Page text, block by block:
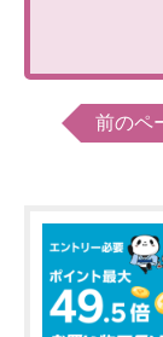
前のペ